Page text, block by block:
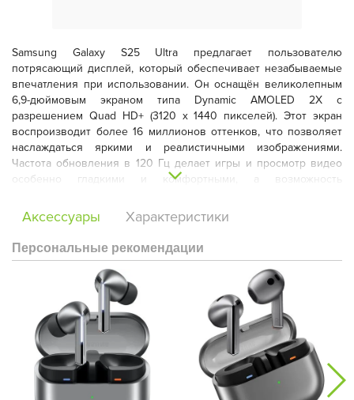
Samsung Galaxy S25 Ultra предлагает пользователю
потрясающий дисплей, который обеспечивает незабываемые
впечатления при использовании. Он оснащён великолепным
6,9-дюймовым экраном типа Dynamic AMOLED 2X с
разрешением Quad HD+ (3120 x 1440 пикселей). Этот экран
воспроизводит более 16 миллионов оттенков, что позволяет
наслаждаться яркими и реалистичными изображениями.
Частота обновления в 120 Гц делает игры и просмотр видео
особенно гладкими и комфортными, а возможность
творчества и записей.
Аксессуары Характеристики
Персональные рекомендации